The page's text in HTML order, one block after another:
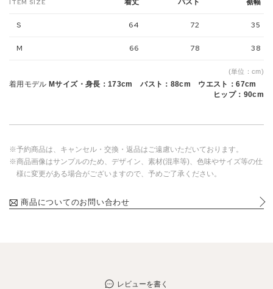
ITEM SIZE 着丈 バスト 裾幅
S 64 72 35
M 66 78 38
(単位：cm)
着用モデル Mサイズ・身長：173cm バスト：88cm ウエスト：67cm
ヒップ：90cm
※予約商品は、キャンセル・交換・返品はご遠慮いただいております。
※商品画像はサンプルのため、デザイン、素材(混率等)、色味やサイズ等の仕
様に変更がある場合がございますので、予めご了承ください。
商品についてのお問い合わせ
レビューを書く